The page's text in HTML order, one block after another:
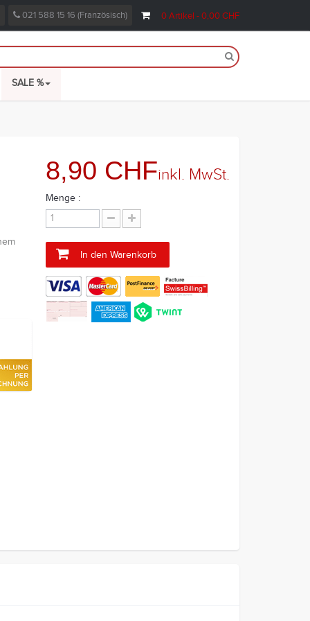
0Artikel - 0,00 CHF
021 588 15 16 (Französisch)
SALE %
8,90 CHFinkl. MwSt.
Menge :
In den Warenkorb